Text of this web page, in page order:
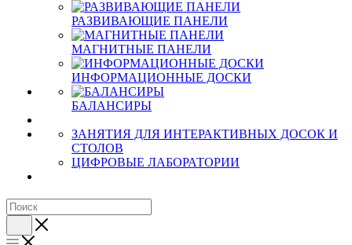
РАЗВИВАЮЩИЕ ПАНЕЛИ
МАГНИТНЫЕ ПАНЕЛИ
ИНФОРМАЦИОННЫЕ ДОСКИ
БАЛАНСИРЫ
ЗАНЯТИЯ ДЛЯ ИНТЕРАКТИВНЫХ ДОСОК И
СТОЛОВ
ЦИФРОВЫЕ ЛАБОРАТОРИИ